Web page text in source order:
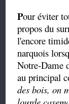
Pour éviter
propos du
l'encore
narquois
Notre-Dame
au principal
des bois, on